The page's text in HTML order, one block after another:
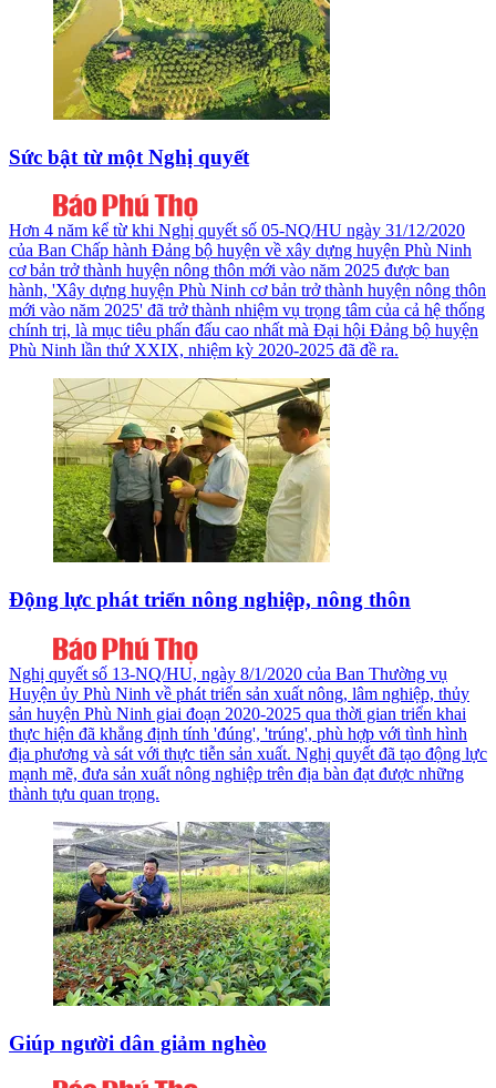
Sức bật từ một Nghị quyết
Hơn 4 năm kể từ khi Nghị quyết số 05-NQ/HU ngày 31/12/2020
của Ban Chấp hành Đảng bộ huyện về xây dựng huyện Phù Ninh
cơ bản trở thành huyện nông thôn mới vào năm 2025 được ban
hành, 'Xây dựng huyện Phù Ninh cơ bản trở thành huyện nông thôn
mới vào năm 2025' đã trở thành nhiệm vụ trọng tâm của cả hệ thống
chính trị, là mục tiêu phấn đấu cao nhất mà Đại hội Đảng bộ huyện
Phù Ninh lần thứ XXIX, nhiệm kỳ 2020-2025 đã đề ra.
Động lực phát triển nông nghiệp, nông thôn
Nghị quyết số 13-NQ/HU, ngày 8/1/2020 của Ban Thường vụ
Huyện ủy Phù Ninh về phát triển sản xuất nông, lâm nghiệp, thủy
sản huyện Phù Ninh giai đoạn 2020-2025 qua thời gian triển khai
thực hiện đã khẳng định tính 'đúng', 'trúng', phù hợp với tình hình
địa phương và sát với thực tiễn sản xuất. Nghị quyết đã tạo động lực
mạnh mẽ, đưa sản xuất nông nghiệp trên địa bàn đạt được những
thành tựu quan trọng.
Giúp người dân giảm nghèo